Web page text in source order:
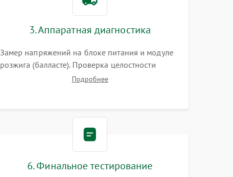
3500 ₽ Подробнее →
3. Аппаратная диагностика
Замер напряжений на блоке питания и модуле
розжига (балласте). Проверка целостности
цветового колеса (DLP) или поляризаторов (LCD).
Подробнее
6. Финальное тестирование